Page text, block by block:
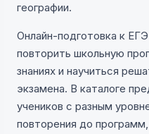
географии.
Онлайн-подготовка к
повторить школьную
знаниях и научиться
экзамена. В каталоге
учеников с разным
повторения до